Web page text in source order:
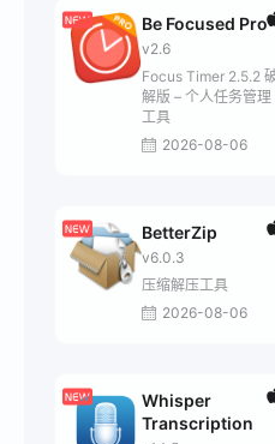
Be Focused Pro
v2.6
Focus Timer 2.5.2
解版 – 个人任务管理
工具
2026-08-06
BetterZip
v6.0.3
压缩解压工具
2026-08-06
Whisper
Transcription